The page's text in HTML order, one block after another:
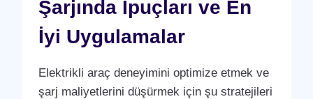
Şarjında İpuçları ve En
İyi Uygulamalar
Elektrikli araç deneyimini optimize etmek ve
şarj maliyetlerini düşürmek için şu stratejileri